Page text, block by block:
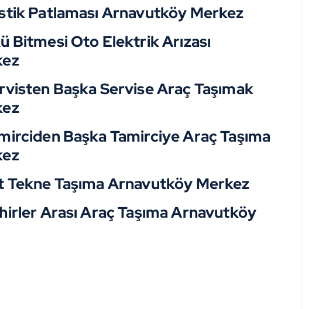
Patlaması Arnavutköy Merkez
Bitmesi Oto Elektrik Arızası
Başka Servise Araç Taşımak
Başka Tamirciye Araç Taşıma
Taşıma Arnavutköy Merkez
Arası Araç Taşıma Arnavutköy